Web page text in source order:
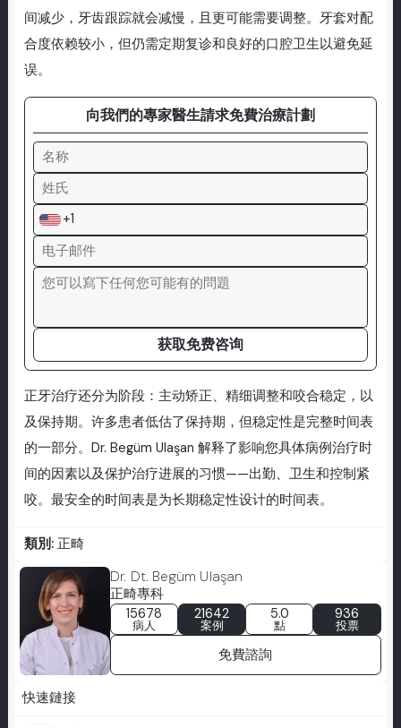
间减少，牙齿跟踪就会减慢，且更可能需要调整。牙套对配
合度依赖较小，但仍需定期复诊和良好的口腔卫生以避免延
误。
向我們的專家醫生請求免費治療計劃
+1
获取免费咨询
正牙治疗还分为阶段：主动矫正、精细调整和咬合稳定，以
及保持期。许多患者低估了保持期，但稳定性是完整时间表
的一部分。Dr. Begüm Ulaşan 解释了影响您具体病例治疗时
间的因素以及保护治疗进展的习惯——出勤、卫生和控制紧
咬。最安全的时间表是为长期稳定性设计的时间表。
類別: 正畸
Dr. Dt. Begüm Ulaşan
正畸專科
15678
病人
21642
案例
5.0
點
936
投票
免費諮詢
快速鏈接